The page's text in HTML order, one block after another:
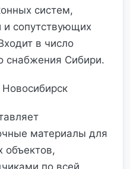
систем,
и сопутствующих
в число
снабжения Сибири.
материалы для
объектов,
по всей